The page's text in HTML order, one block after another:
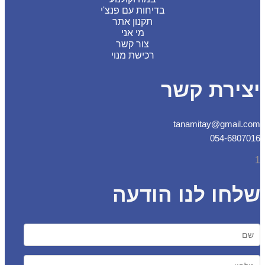
בדיחות עם פנצ'י
תקנון אתר
מי אני
צור קשר
רכישת מנוי
קשר
054-
לנו הודעה